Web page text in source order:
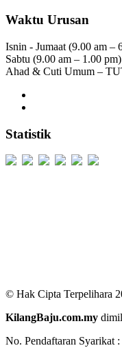
Waktu Urusan
Isnin - Jumaat (9.00 am –
Sabtu (9.00 am – 1.00 pm)
Ahad & Cuti Umum –
Statistik
© Hak Cipta Terpelihara
KilangBaju.com.my
No. Pendaftaran Syarikat